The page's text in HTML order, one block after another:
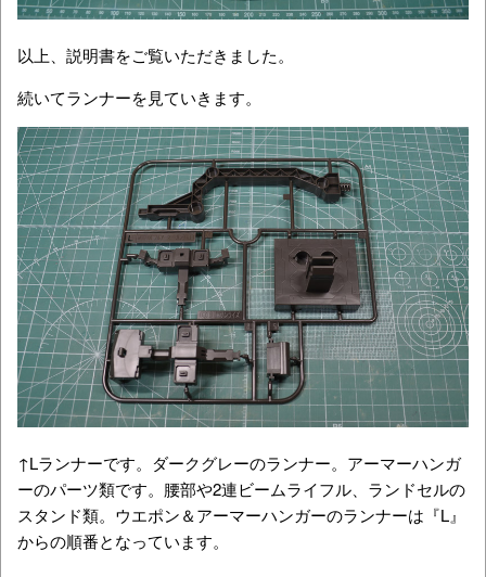
以上、説明書をご覧いただきました。
続いてランナーを見ていきます。
↑Lランナーです。ダークグレーのランナー。アーマーハンガ
ーのパーツ類です。腰部や2連ビームライフル、ランドセルの
スタンド類。ウエポン＆アーマーハンガーのランナーは『L』
からの順番となっています。